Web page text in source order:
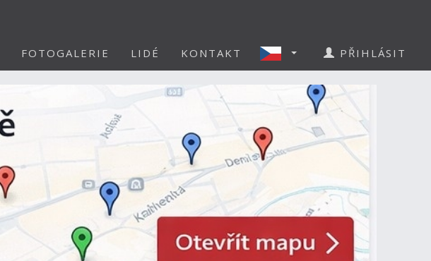
FOTOGALERIE LIDÉ KONTAKT PŘIHLÁSIT